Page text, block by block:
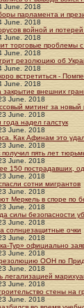
June. 2018
парламента и
June. 2018
войной и
June. 2018
торговые проблемы
June. 2018
резолюцию об
June. 2018
встретиться -
June. 2018
закрытие внешних
June. 2018
митинг за новый
June. 2018
надел галстук
June. 2018
Как Афинам это
June. 2018
пять лет
June. 2018
150 пострадавших,
June. 2018
сотни мигрантов
June. 2018
Меркель в споре по
June. 2018
силы безопасности
June. 2018
солнцезащитные очки
June. 2018
Тур» официально
June. 2018
резолюцию ООН по
June. 2018
June. 2018
стены на
June. 2018